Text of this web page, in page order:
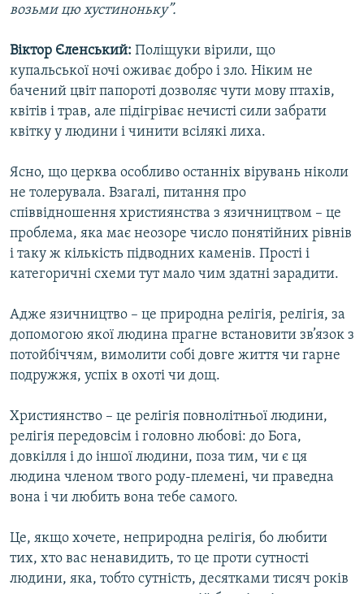
возьми цю хустиноньку”.
Віктор Єленський: Поліщуки вірили, що
купальської ночі оживає добро і зло. Ніким не
бачений цвіт папороті дозволяє чути мову птахів,
квітів і трав, але підігріває нечисті сили забрати
квітку у людини і чинити всілякі лиха.
Ясно, що церква особливо останніх вірувань ніколи
не толерувала. Взагалі, питання про
співвідношення християнства з язичництвом – це
проблема, яка має неозоре число понятійних рівнів
і таку ж кількість підводних каменів. Прості і
категоричні схеми тут мало чим здатні зарадити.
Адже язичництво – це природна релігія, релігія, за
допомогою якої людина прагне встановити зв’язок з
потойбіччям, вимолити собі довге життя чи гарне
подружжя, успіх в охоті чи дощ.
Християнство – це релігія повнолітньої людини,
релігія передовсім і головно любові: до Бога,
довкілля і до іншої людини, поза тим, чи є ця
людина членом твого роду-племені, чи праведна
вона і чи любить вона тебе самого.
Це, якщо хочете, неприродна релігія, бо любити
тих, хто вас ненавидить, то це проти сутності
людини, яка, тобто сутність, десятками тисяч років